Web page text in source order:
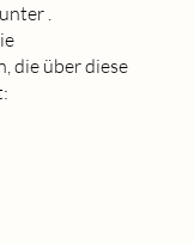
.
die über diese